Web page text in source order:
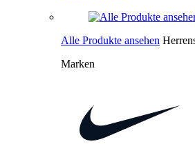
Alle Produkte ansehen
Marken